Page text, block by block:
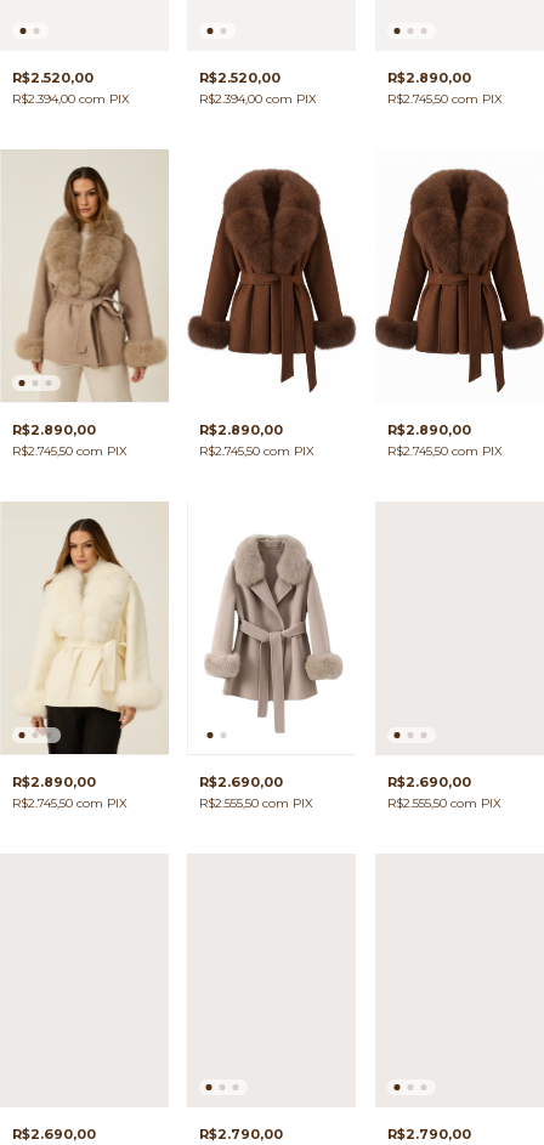
R$2.520,00
R$2.394,00 com PIX
R$2.520,00
R$2.394,00com PIX
R$2.890,00
R$2.745,50 com PIX
R$2.890,00
R$2.745,50 com PIX
R$2.890,00
R$2.745,50com PIX
R$2.890,00
R$2.745,50 com PIX
R$2.890,00
R$2.745,50 com PIX
R$2.690,00
R$2.555,50com PIX
R$2.690,00
R$2.555,50 com PIX
R$2.690,00 R$2.790,00 R$2.790,00